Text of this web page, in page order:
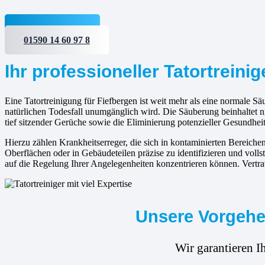
Jetzt anfragen
01590 14 60 97 8
Ihr professioneller
Eine Tatortreinigung für Fiefbergen ist weit mehr als eine normale
natürlichen Todesfall unumgänglich wird. Die Säuberung beinhaltet
tief sitzender Gerüche sowie die Eliminierung potenzieller
Hierzu zählen Krankheitserreger, die sich in kontaminierten
Oberflächen oder in Gebäudeteilen präzise zu identifizieren und
auf die Regelung Ihrer Angelegenheiten konzentrieren können.
Unsere
Wir garantieren